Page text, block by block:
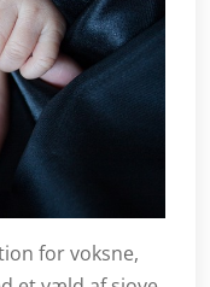
for voksne,